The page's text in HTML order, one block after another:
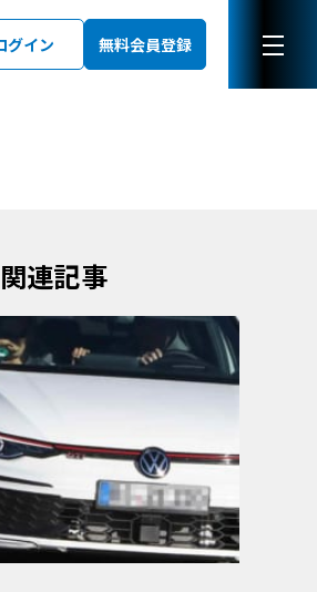
グイン 無料会員登録
関連記事